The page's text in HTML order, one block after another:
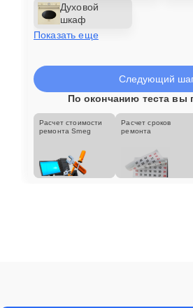
Духовой
шкаф
Показать еще
Следующий
По окончанию теста вы
Расчет стоимости
ремонта Smeg
Расчет сроков
ремонта